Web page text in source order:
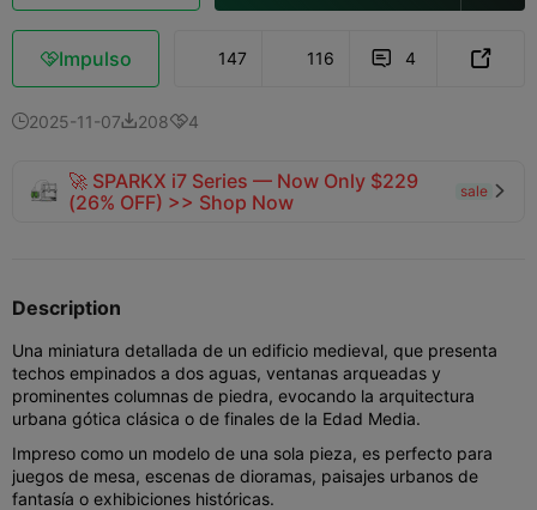
Impulso 147 116  4 
2025-11-072084
🚀 SPARKX i7 Series — Now Only $229
(26% OFF) >> Shop Now
sale 
Description
Una miniatura detallada de un edificio medieval, que presenta
techos empinados a dos aguas, ventanas arqueadas y
prominentes columnas de piedra, evocando la arquitectura
urbana gótica clásica o de finales de la Edad Media.
Impreso como un modelo de una sola pieza, es perfecto para
juegos de mesa, escenas de dioramas, paisajes urbanos de
fantasía o exhibiciones históricas.